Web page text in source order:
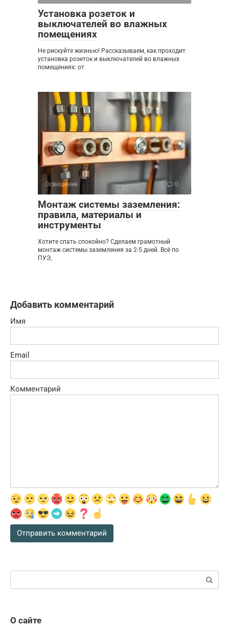
Установка розеток и
выключателей во влажных
помещениях
Не рискуйте жизнью! Рассказываем, как проходит
установка розеток и выключателей во влажных
помещениях: от
Освещение 0
Монтаж системы заземления:
правила, материалы и
инструменты
Хотите спать спокойно? Сделаем грамотный
монтаж системы заземления за 2-5 дней. Всё по
ПУЭ,
Добавить комментарий
Имя
Email
Комментарий
О сайте